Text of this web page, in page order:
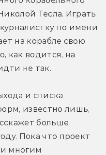
Тесла. Играть
по имени
на корабле свою
как водится, на
не так.
и списка
известно лишь,
больше
Пока что проект
многим